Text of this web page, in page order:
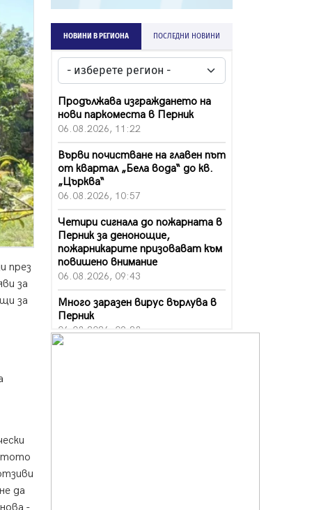
през
за
за
да
НОВИНИ В РЕГИОНА ПОСЛЕДНИ НОВИНИ
Продължава изграждането на
нови паркоместа в Перник
06.08.2026, 11:22
Върви почистване на главен път
от квартал „Бела вода“ до кв.
„Църква“
06.08.2026, 10:57
Четири сигнала до пожарната в
Перник за денонощие,
пожарникарите призовават към
повишено внимание
06.08.2026, 09:43
Много заразен вирус върлува в
Перник
06.08.2026, 09:28